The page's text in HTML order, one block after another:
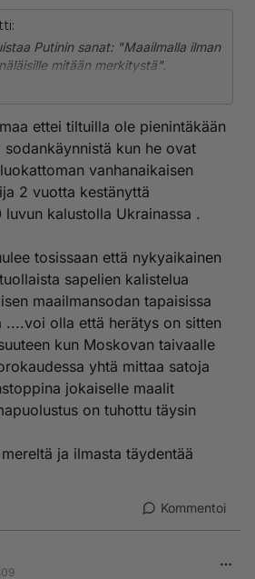
Putinin sanat: "Maailmalla ilman
mitään merkitystä".
aukene, joten avitan hieman.
on poistettava kartalta, muuten se
uho o yhtä tyhjän kanssa täysin
hullun propagandan jatketta
astuu kuvaan tällaisella hölötyksellä
Saddamin tapaan tai sitten
sellissä eikä edes itse muista
nurkaan: jos Venäjä voittaa
on enemmän kuin kusessa."
tilanteessa pohjoismainen
on huipussaan DCA-sopimus ja
joten asiamme on paremmin
venäjä käy puolijauhoisen
valloitussotaa sen ainoan
ettei tiltuilla ole pienintäkään
sodankäynnistä kun he ovat
vanhanaikaisen
2 vuotta kestänyttä
luvun kalustolla Ukrainassa .
tosissaan että nykyaikainen
sapelien kalistelua
maailmansodan tapaisissa
....voi olla että herätys on sitten
kun Moskovan taivaalle
yhtä mittaa satoja
jokaiselle maalit
on tuhottu täysin
ja ilmasta täydentää
Kommentoi